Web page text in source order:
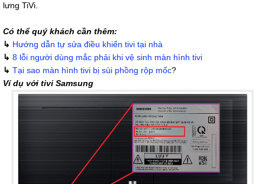
lưng TiVi.
Có thể quý khách cần thêm:
↳ Hướng dẫn tự sửa điều khiển tivi tại nhà
↳ 8 lỗi người dùng mắc phải khi vệ sinh màn hình tivi
↳ Tại sao màn hình tivi bị sùi phồng rộp mốc?
Ví dụ với tivi Samsung